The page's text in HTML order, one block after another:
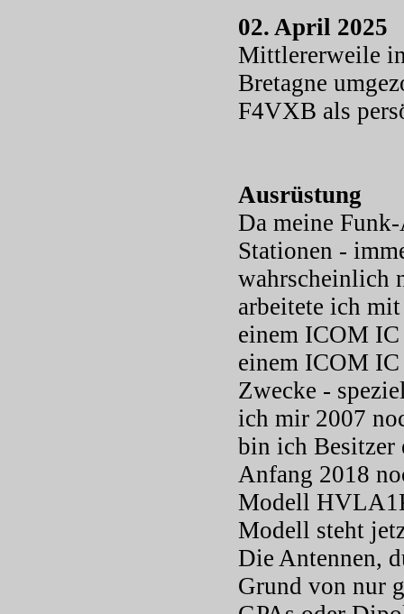
02. April 2025
Mittlererweile
Bretagne
F4VXB als
Ausrüstung
Da meine
Stationen -
wahrscheinlich
arbeitete ich
einem ICOM
einem ICOM
Zwecke -
ich mir 2007
bin ich Besitzer
Anfang 2018
Modell
Modell steht
Die Antennen,
Grund von nur